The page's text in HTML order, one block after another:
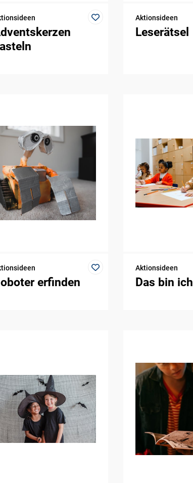
Aktionsideen
Leserätsel
erfinden
Aktionsideen
Das bin ich